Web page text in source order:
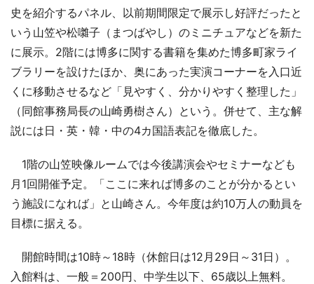
史を紹介するパネル、以前期間限定で展示し好評だったと
いう山笠や松囃子（まつばやし）のミニチュアなどを新た
に展示。2階には博多に関する書籍を集めた博多町家ライ
ブラリーを設けたほか、奥にあった実演コーナーを入口近
くに移動させるなど「見やすく、分かりやすく整理した」
（同館事務局長の山崎勇樹さん）という。併せて、主な解
説には日・英・韓・中の4カ国語表記を徹底した。
1階の山笠映像ルームでは今後講演会やセミナーなども
月1回開催予定。「ここに来れば博多のことが分かるとい
う施設になれば」と山崎さん。今年度は約10万人の動員を
目標に据える。
開館時間は10時～18時（休館日は12月29日～31日）。
入館料は、一般＝200円、中学生以下、65歳以上無料。